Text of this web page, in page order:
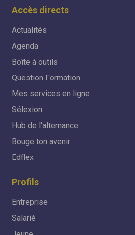
Accès directs
Actualités
Agenda
Boîte à outils
Question Formation
Mes services en ligne
Sélexion
Hub de l'alternance
Bouge ton avenir
Edflex
Profils
Entreprise
Salarié